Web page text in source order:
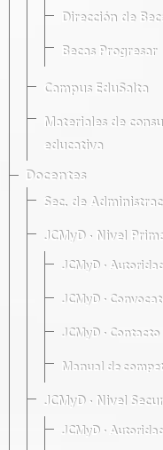
Dirección de
Becas Progresar
Campus EduSalta
Materiales de
educativa
Docentes
Sec. de
JCMyD · Nivel
JCMyD ·
JCMyD ·
JCMyD ·
Manual de
JCMyD · Nivel
JCMyD ·